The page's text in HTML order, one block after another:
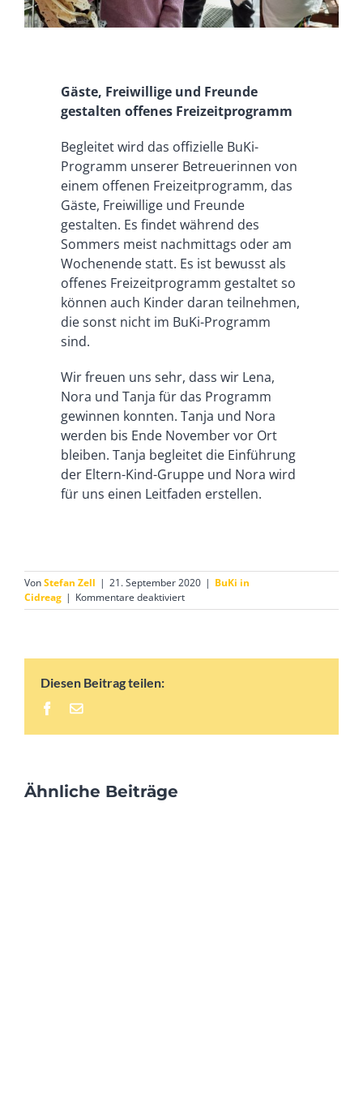
Gäste, Freiwillige und Freunde
gestalten offenes Freizeitprogramm
Begleitet wird das offizielle BuKi-
Programm unserer Betreuerinnen von
einem offenen Freizeitprogramm, das
Gäste, Freiwillige und Freunde
gestalten. Es findet während des
Sommers meist nachmittags oder am
Wochenende statt. Es ist bewusst als
offenes Freizeitprogramm gestaltet so
können auch Kinder daran teilnehmen,
die sonst nicht im BuKi-Programm
sind.
Wir freuen uns sehr, dass wir Lena,
Nora und Tanja für das Programm
gewinnen konnten. Tanja und Nora
werden bis Ende November vor Ort
bleiben. Tanja begleitet die Einführung
der Eltern-Kind-Gruppe und Nora wird
für uns einen Leitfaden erstellen.
VonStefan Zell | 21. September 2020 | BuKi in
Cidreag | Kommentare deaktiviertfür
Gäste
Diesen Beitrag teilen:
Facebook
E-
Ähnliche Beiträge